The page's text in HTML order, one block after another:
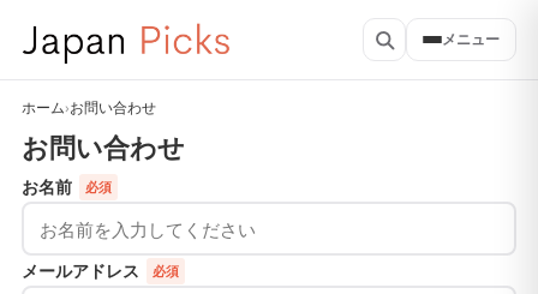
メニュー
ホーム›お問い合わせ
お問い合わせ
お名前 必須
メールアドレス 必須